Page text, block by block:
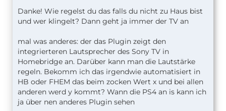
Danke! Wie regelst du das falls du nicht zu Haus bist
und wer klingelt? Dann geht ja immer der TV an
mal was anderes: der das Plugin zeigt den
integrierteren Lautsprecher des Sony TV in
Homebridge an. Darüber kann man die Lautstärke
regeln. Bekomm ich das irgendwie automatisiert in
HB oder FHEM das beim zocken Wert x und bei allen
anderen werd y kommt? Wann die PS4 an is kann ich
ja über nen anderes Plugin sehen